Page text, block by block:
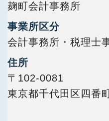
お問
今すぐ
麹町会計事務所
事業所区分
会計事務所・税理士
住所
〒102-0081
東京都千代田区四番